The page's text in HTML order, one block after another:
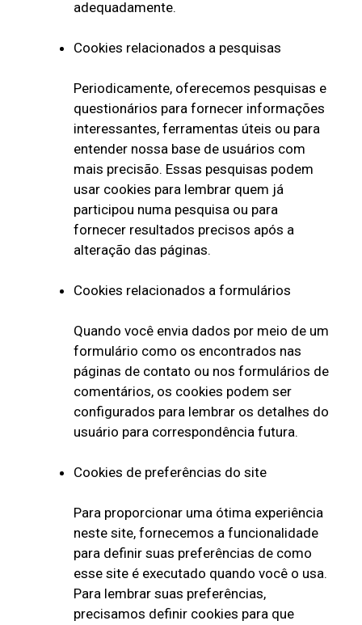
adequadamente.
Cookies relacionados a pesquisas
Periodicamente, oferecemos pesquisas e
questionários para fornecer informações
interessantes, ferramentas úteis ou para
entender nossa base de usuários com
mais precisão. Essas pesquisas podem
usar cookies para lembrar quem já
participou numa pesquisa ou para
fornecer resultados precisos após a
alteração das páginas.
Cookies relacionados a formulários
Quando você envia dados por meio de um
formulário como os encontrados nas
páginas de contato ou nos formulários de
comentários, os cookies podem ser
configurados para lembrar os detalhes do
usuário para correspondência futura.
Cookies de preferências do site
Para proporcionar uma ótima experiência
neste site, fornecemos a funcionalidade
para definir suas preferências de como
esse site é executado quando você o usa.
Para lembrar suas preferências,
precisamos definir cookies para que